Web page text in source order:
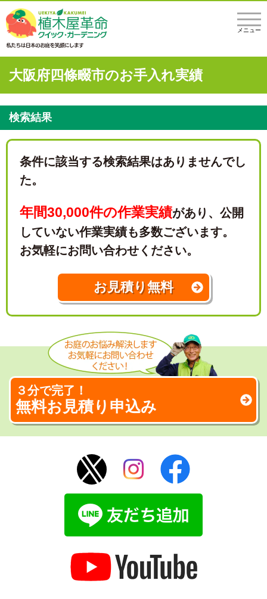
メニュー
大阪府四條畷市のお手入れ実績
検索結果
条件に該当する検索結果はありませんでし
た。
年間30,000件の作業実績があり、 公開
していない作業実績も多数ございます。
お気軽にお問い合わせください。
お見積り無料
３分で完了！
無料お見積り申込み